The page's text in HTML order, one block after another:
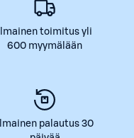
Ilmainen toimitus yli
600 myymälään
Ilmainen palautus 30